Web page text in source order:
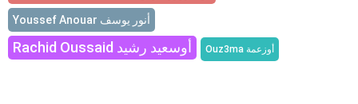
Youssef Anouar أنور يوسف
Rachid Oussaid أوسعيد رشيد Ouz3ma أوزعمة